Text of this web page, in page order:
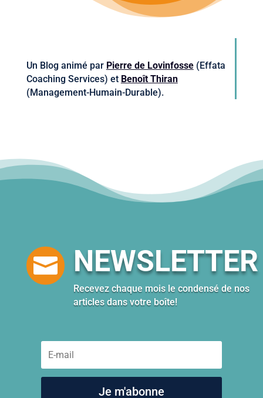
Un Blog animé par Pierre de Lovinfosse(Effata
Coaching Services) et Benoît Thiran
(Management-Humain-Durable).
 NEWSLETTER
Recevez chaque mois le condensé de nos
articles dans votre boîte!
Je m'abonne